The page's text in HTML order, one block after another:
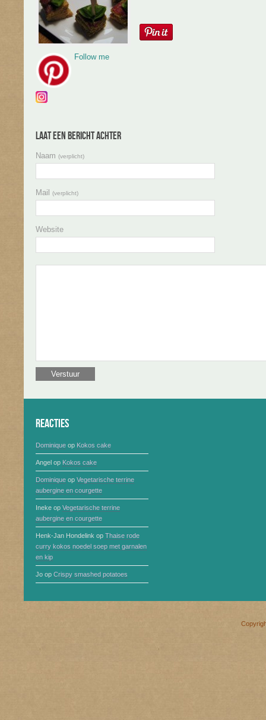
Follow me
Laat een bericht achter
Naam (verplicht)
Mail (verplicht)
Website
Reacties
Dominique op Kokos cake
Angel op Kokos cake
Dominique op Vegetarische terrine
aubergine en courgette
Ineke op Vegetarische terrine
aubergine en courgette
Henk-Jan Hondelink op Thaise rode
curry kokos noedel soep met garnalen
en kip
Jo op Crispy smashed potatoes